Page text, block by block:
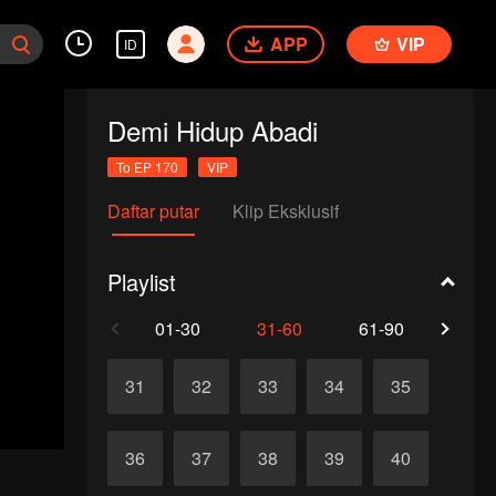
ID APP VIP
Demi Hidup Abadi
To EP 170 VIP
Daftar putar Klip Eksklusif
Playlist
01-30 31-60 61-90
31 32 33 34 35
36 37 38 39 40